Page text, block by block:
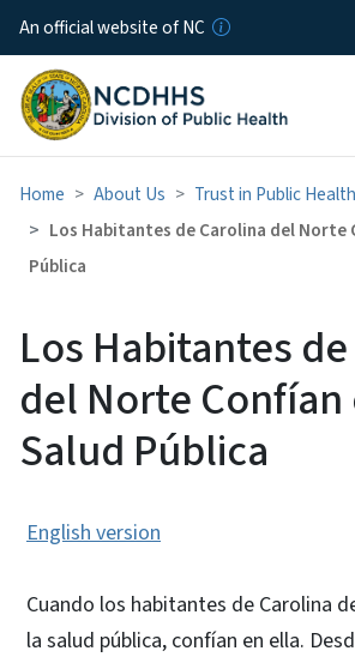
Skip to
An official website of NC
Home About Us
Trust in Public Health
Los Habitantes de Carolina del Norte
Pública
Los Habitantes
del Norte Confían
Salud Pública
English version
Cuando los habitantes de Carolina
la salud pública, confían en ella.